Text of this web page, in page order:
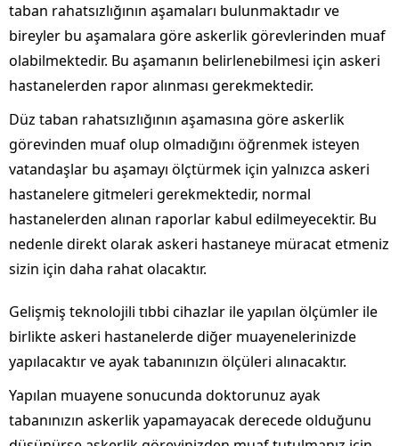
taban rahatsızlığının aşamaları bulunmaktadır ve
bireyler bu aşamalara göre askerlik görevlerinden muaf
olabilmektedir. Bu aşamanın belirlenebilmesi için askeri
hastanelerden rapor alınması gerekmektedir.
Düz taban rahatsızlığının aşamasına göre askerlik
görevinden muaf olup olmadığını öğrenmek isteyen
vatandaşlar bu aşamayı ölçtürmek için yalnızca askeri
hastanelere gitmeleri gerekmektedir, normal
hastanelerden alınan raporlar kabul edilmeyecektir. Bu
nedenle direkt olarak askeri hastaneye müracat etmeniz
sizin için daha rahat olacaktır.
Gelişmiş teknolojili tıbbi cihazlar ile yapılan ölçümler ile
birlikte askeri hastanelerde diğer muayenelerinizde
yapılacaktır ve ayak tabanınızın ölçüleri alınacaktır.
Yapılan muayene sonucunda doktorunuz ayak
tabanınızın askerlik yapamayacak derecede olduğunu